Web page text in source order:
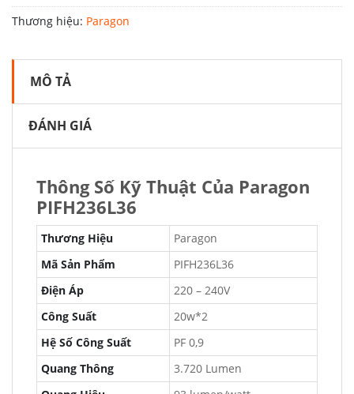
Thương hiệu: Paragon
MÔ TẢ
ĐÁNH GIÁ
Thông Số Kỹ Thuật Của Paragon
PIFH236L36
Thương Hiệu
Paragon
Mã Sản Phẩm
PIFH236L36
Điện Áp
220 – 240V
Công Suất
20w*2
Hệ Số Công Suất
PF 0,9
Quang Thông
3.720 Lumen